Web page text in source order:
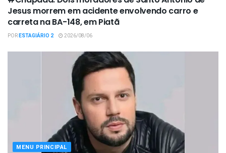
Jesus morrem em acidente envolvendo carro e
carreta na BA-148, em Piatã
PORESTAGIÁRIO 2 2026/08/06
MENU PRINCIPAL